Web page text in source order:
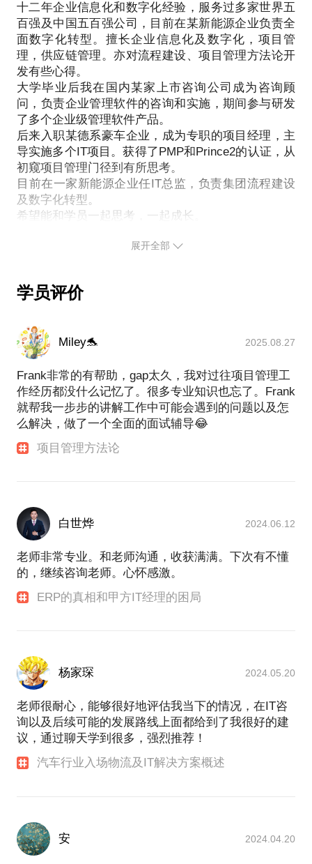
- 感兴趣，或乐于在这个话题交流的人。
欢迎来电交流，谢谢。
十二年企业信息化和数字化经验，服务过多家世界五
百强及中国五百强公司，目前在某新能源企业负责全
面数字化转型。擅长企业信息化及数字化，项目管
理，供应链管理。亦对流程建设、项目管理方法论开
发有些心得。
大学毕业后我在国内某家上市咨询公司成为咨询顾
问，负责企业管理软件的咨询和实施，期间参与研发
了多个企业级管理软件产品。
后来入职某德系豪车企业，成为专职的项目经理，主
导实施多个IT项目。获得了PMP和Prince2的认证，从
初窥项目管理门径到有所思考。
目前在一家新能源企业任IT总监，负责集团流程建设
及数字化转型。
展开全部
学员评价
Miley🐬 2025.08.27
Frank非常的有帮助，gap太久，我对过往项目管理工
作经历都没什么记忆了。很多专业知识也忘了。Frank
就帮我一步步的讲解工作中可能会遇到的问题以及怎
么解决，做了一个全面的面试辅导😂
项目管理方法论
白世烨 2024.06.12
老师非常专业。和老师沟通，收获满满。下次有不懂
的，继续咨询老师。心怀感激。
ERP的真相和甲方IT经理的困局
杨家琛 2024.05.20
老师很耐心，能够很好地评估我当下的情况，在IT咨
询以及后续可能的发展路线上面都给到了我很好的建
议，通过聊天学到很多，强烈推荐！
汽车行业入场物流及IT解决方案概述
安 2024.04.20